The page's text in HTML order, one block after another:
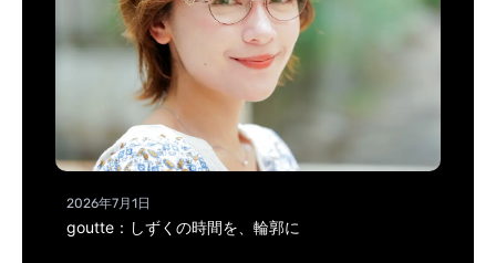
2026年7月1日
goutte：しずくの時間を、輪郭に